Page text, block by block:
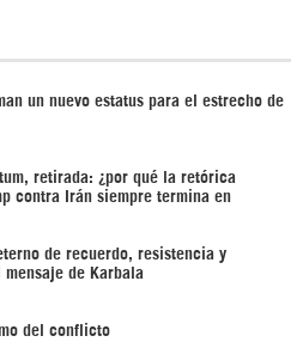
un nuevo estatus para el estrecho de
retirada: ¿por qué la retórica
contra Irán siempre termina en
de recuerdo, resistencia y
de Karbala
del conflicto